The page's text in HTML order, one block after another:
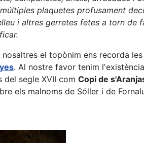
plaquetes profusament
i altres gerretes fetes a torn de
el topònim ens recorda
. Al nostre favor tenim
del segle XVII com Copi de
els malnoms de Sóller i de